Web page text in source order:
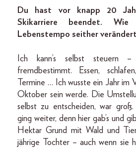
Du hast vor knapp 20
Skikarriere beendet.
Lebenstempo seither
Ich kann’s selbst steuern
fremdbestimmt. Essen,
Termine … Ich wusste ein Jahr im
Oktober sein werde. Die
selbst zu entscheiden, war
ging weiter, denn hier gab’s und
Hektar Grund mit Wald und
jährige Tochter – auch wenn sie